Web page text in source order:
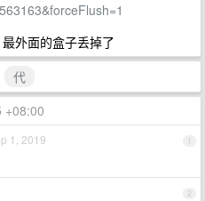
外面的盒子丢掉了
代
+08:00
1
1, 2019
2